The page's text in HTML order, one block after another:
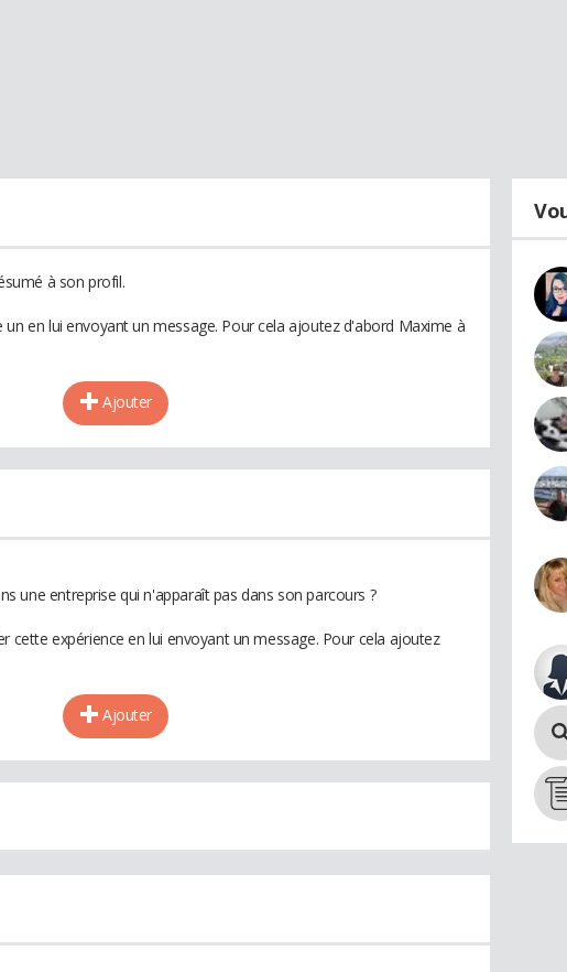
à son profil.
un en lui envoyant un message. Pour cela ajoutez d'abord Maxime à
Ajouter
une entreprise qui n'apparaît pas dans son parcours ?
cette expérience en lui envoyant un message. Pour cela ajoutez
Ajouter